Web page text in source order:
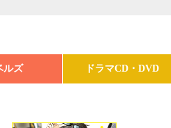
ルズ ドラマCD・DVD